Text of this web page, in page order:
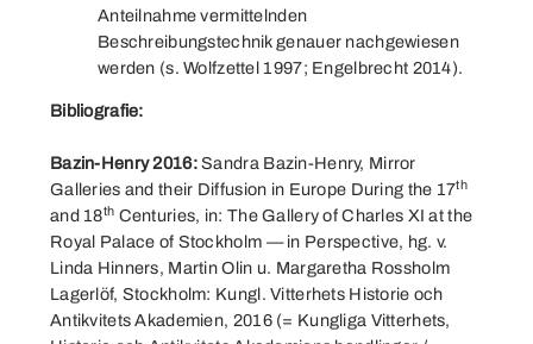
Anteilnahme vermittelnden
Beschreibungstechnik genauer nachgewiesen
werden (s. Wolfzettel 1997; Engelbrecht 2014).
Bibliografie:
Bazin-Henry 2016:Sandra Bazin-Henry, Mirror
Galleries and their Diffusion in Europe During the 17th
and 18th Centuries, in: The Gallery of Charles XI at the
Royal Palace of Stockholm — in Perspective, hg. v.
Linda Hinners, Martin Olin u. Margaretha Rossholm
Lagerlöf, Stockholm: Kungl. Vitterhets Historie och
Antikvitets Akademien, 2016 (= Kungliga Vitterhets,